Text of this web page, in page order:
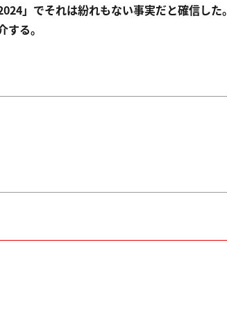
」でそれは紛れもない事実だと確信した。
る。